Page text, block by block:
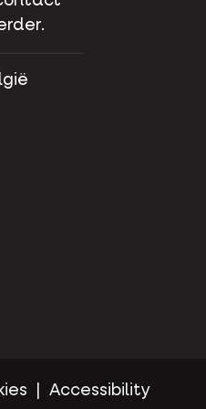
Accessibility